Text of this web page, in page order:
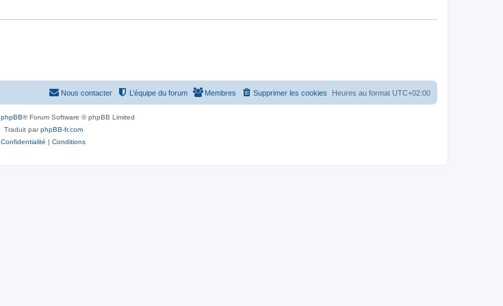
s
Heures au format UTC+02:00
Supprimer les cookies
Membres
L’équipe du forum
Nous contacter
phpBB® Forum Software © phpBB Limited
Traduit parphpBB-fr.com
Confidentialité | Conditions